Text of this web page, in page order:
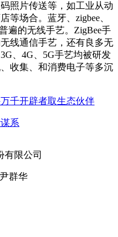
照片传送等，如工业从动
等场合。蓝牙、zigbee、
遍的无线手艺。ZigBee手
线通信手艺，还有良多无
、4G、5G手艺均被研发
收集、和消费电子等多沉
千开辟者取生态伙伴
系
群华